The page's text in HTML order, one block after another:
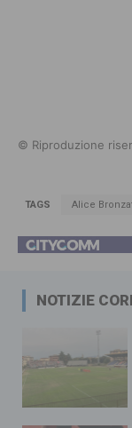
© Riproduzione
TAGS Alice
NOTIZIE